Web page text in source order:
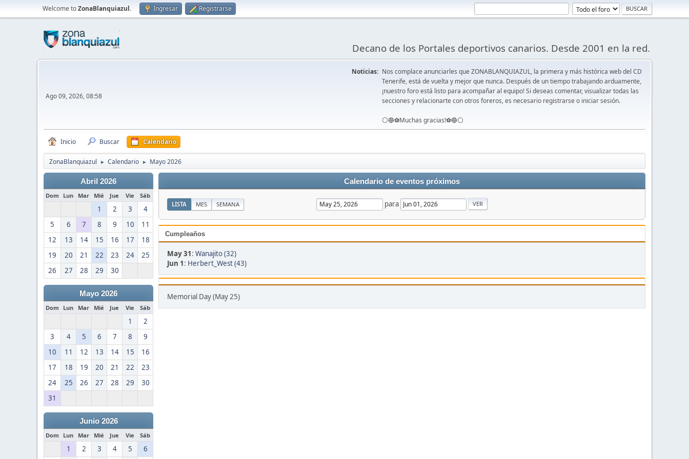
Welcome toZonaBlanquiazul. Ingresar Registrarse
Decano de los Portales deportivos canarios. Desde 2001 en la red.
Ago 09, 2026, 08:58
Noticias: Nos complace anunciarles que ZONABLANQUIAZUL, la primera y más histórica web del CD
Tenerife, está de vuelta y mejor que nunca. Después de un tiempo trabajando arduamente,
¡nuestro foro está listo para acompañar al equipo! Si deseas comentar, visualizar todas las
secciones y relacionarte con otros foreros, es necesario registrarse o iniciar sesión.
⚪️🔵⚽️Muchas gracias!⚽️🔵⚪️
Inicio Buscar Calendario
ZonaBlanquiazul ► Calendario ► Mayo 2026
Abril 2026
Dom Lun Mar Mié Jue Vie Sáb
1 2 3
4
5
6 7 8 9 10
11
12
13 14 15 16 17
18
19
20 21 22 23 24
25
26
27 28 29 30
Mayo 2026
Dom Lun Mar Mié Jue Vie Sáb
1
2
3
4 5 6 7 8
9
10
11 12 13 14 15
16
17
18 19 20 21 22
23
24
25 26 27 28 29
30
31
Junio 2026
Dom Lun Mar Mié Jue Vie Sáb
1 2 3 4 5 6
Calendario de eventos próximos
LISTA MES SEMANA para
Cumpleaños
May 31: Wanajito (32)
Jun 1: Herbert_West (43)
Memorial Day (May 25)